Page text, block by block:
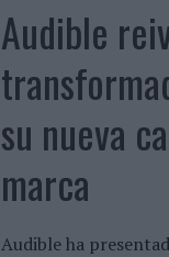
Audible
su nueva
marca
Audible ha